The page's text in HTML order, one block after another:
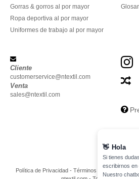
Gorras & gorros al por mayor
Ropa deportiva al por mayor
Uniformes de trabajo al por mayor
Cliente
customerservice@ntextil.com
Venta
sales@ntextil.com
Política de Privacidad - Términos y Condiciones
👋 Hola
Si tienes
escribirnos en
Nuestro